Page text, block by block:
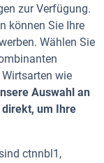
zur Verfügung.
können Sie Ihre
Wählen Sie
wie
Auswahl an
um Ihre
ctnnbl1,